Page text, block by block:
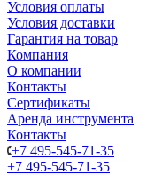
Условия оплаты
Условия доставки
Гарантия на товар
Компания
О компании
Контакты
Сертификаты
Аренда инструмента
Контакты
+7 495-545-71-35
+7 495-545-71-35